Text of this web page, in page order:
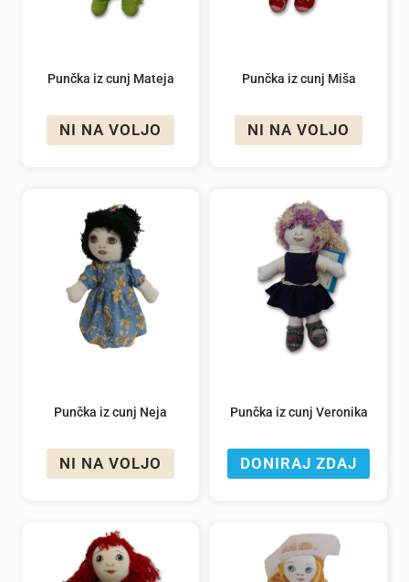
Punčka iz cunj Mateja
NI NA VOLJO
Punčka iz cunj Miša
NI NA VOLJO
Punčka iz cunj Neja
NI NA VOLJO
Punčka iz cunj Veronika
DONIRAJ ZDAJ